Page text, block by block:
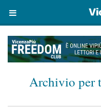
Archivio per